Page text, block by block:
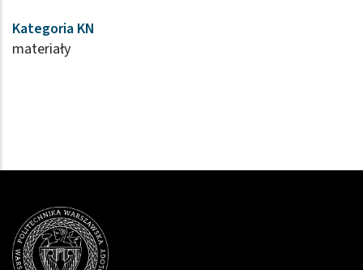
Kategoria KN
materiały